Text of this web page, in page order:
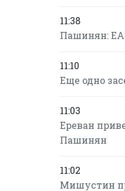
11:38
Пашинян:
11:10
Еще одно
11:03
Ереван
Пашинян
11:02
Мишустин